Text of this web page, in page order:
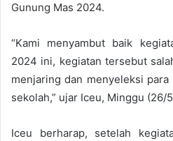
Gunung Mas 2024.
“Kami menyambut baik
2024 ini, kegiatan tersebut
menjaring dan menyeleksi
sekolah,” ujar Iceu, Minggu (26/
Iceu berharap, setelah